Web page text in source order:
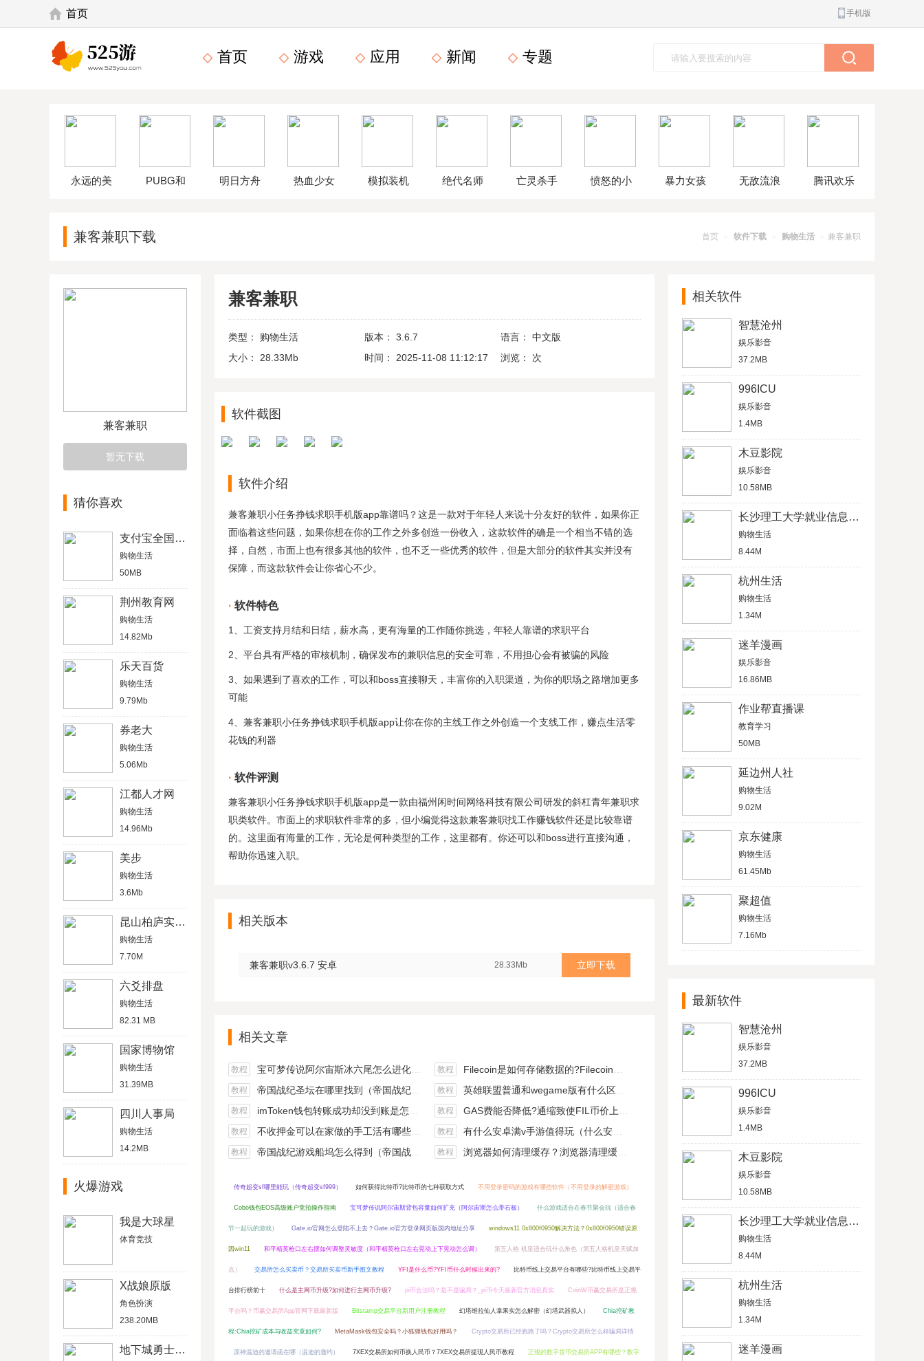
首页 手机版
首页 游戏 应用 新闻 专题
永远的美
解版
PUBG和
验服
明日方舟 热血少女 模拟装机 绝代名师 亡灵杀手 愤怒的小 暴力女孩 无敌流浪 腾讯欢乐
版
首页 > 软件下载 > 购物生活 > 兼客兼职
兼客兼职下载
兼客兼职
暂无下载
猜你喜欢
支付宝全国电子健康码
购物生活
50MB
荆州教育网
购物生活
14.82Mb
乐天百货
购物生活
9.79Mb
券老大
购物生活
5.06Mb
江都人才网
购物生活
14.96Mb
美步
购物生活
3.6Mb
昆山柏庐实验小学
购物生活
7.70M
六爻排盘
购物生活
82.31 MB
国家博物馆
购物生活
31.39MB
四川人事局
购物生活
14.2MB
火爆游戏
我是大球星
体育竞技
X战娘原版
角色扮演
238.20MB
地下城勇士官网版
兼客兼职
类型： 购物生活 版本： 3.6.7 语言：
中文版
大小：
28.33Mb 时间： 2025-11-08 11:12:17 浏览： 次
软件截图
软件介绍
兼客兼职小任务挣钱求职手机版app靠谱吗？这是一款对于年轻人来说十分友好的软件，如果你正
面临着这些问题，如果你想在你的工作之外多创造一份收入，这款软件的确是一个相当不错的选
择，自然，市面上也有很多其他的软件，也不乏一些优秀的软件，但是大部分的软件其实并没有
保障，而这款软件会让你省心不少。
软件特色
1、工资支持月结和日结，薪水高，更有海量的工作随你挑选，年轻人靠谱的求职平台
2、平台具有严格的审核机制，确保发布的兼职信息的安全可靠，不用担心会有被骗的风险
3、如果遇到了喜欢的工作，可以和boss直接聊天，丰富你的入职渠道，为你的职场之路增加更多
可能
4、兼客兼职小任务挣钱求职手机版app让你在你的主线工作之外创造一个支线工作，赚点生活零
花钱的利器
软件评测
兼客兼职小任务挣钱求职手机版app是一款由福州闲时间网络科技有限公司研发的斜杠青年兼职求
职类软件。市面上的求职软件非常的多，但小编觉得这款兼客兼职找工作赚钱软件还是比较靠谱
的。这里面有海量的工作，无论是何种类型的工作，这里都有。你还可以和boss进行直接沟通，
帮助你迅速入职。
相关版本
兼客兼职v3.6.7 安卓 28.33Mb 立即下载
相关文章
教程 宝可梦传说阿尔宙斯冰六尾怎么进化（宝可梦冰六尾怎么得） 教程 Filecoin是如何存储数据的?Filecoin的价值体现和未来前景分析
教程 帝国战纪圣坛在哪里找到（帝国战纪游戏攻略） 教程 英雄联盟普通和wegame版有什么区别（英雄联盟wegame版和英雄联盟）
教程 imToken钱包转账成功却没到账是怎么回事? 教程 GAS费能否降低?通缩致使FIL币价上涨,近看1000U
教程 不收押金可以在家做的手工活有哪些？四个可以操作的小项目真是可靠 教程 有什么安卓满v手游值得玩（什么安卓手游好玩）
教程 帝国战纪游戏船坞怎么得到（帝国战纪战役攻略） 教程 浏览器如何清理缓存？浏览器清理缓存快捷键
传奇超变sf哪里能玩（传奇超变sf999） 如何获得比特币?比特币的七种获取方式 不用登录密码的游戏有哪些软件（不用登录的解密游戏）
Cobo钱包EOS高级账户竞拍操作指南 宝可梦传说阿尔宙斯背包容量如何扩充（阿尔宙斯怎么带石板） 什么游戏适合在春节聚会玩（适合春
节一起玩的游戏） Gate.io官网怎么登陆不上去？Gate.io官方登录网页版国内地址分享 windows11 0x800f0950解决方法？0x800f0950错误原
因win11 和平精英枪口左右摆如何调整灵敏度（和平精英枪口左右晃动上下晃动怎么调） 第五人格 机皇适合玩什么角色（第五人格机皇天赋加
点） 交易所怎么买卖币？交易所买卖币新手图文教程 YFI是什么币?YFI币什么时候出来的? 比特币线上交易平台有哪些?比特币线上交易平
台排行榜前十 什么是主网币升级?如何进行主网币升级? pi币合法吗？是不是骗局？_pi币今天最新官方消息真实 CoinW币赢交易所是正规
平台吗？币赢交易所App官网下载最新版 Bitstamp交易平台新用户注册教程 幻塔维拉仙人掌果实怎么解密（幻塔武器拟人） Chia挖矿教
程:Chia挖矿成本与收益究竟如何? MetaMask钱包安全吗？小狐狸钱包好用吗？ Crypto交易所已经跑路了吗？Crypto交易所怎么样骗局详情
原神温迪的邀请函在哪（温迪的邀约） 7XEX交易所如何币换人民币？7XEX交易所提现人民币教程 正规的数字货币交易所APP有哪些？数字
相关软件
智慧沧州
娱乐影音
37.2MB
996ICU
娱乐影音
1.4MB
木豆影院
娱乐影音
10.58MB
长沙理工大学就业信息网学生信息管理平台
购物生活
8.44M
杭州生活
购物生活
1.34M
迷羊漫画
娱乐影音
16.86MB
作业帮直播课
教育学习
50MB
延边州人社
购物生活
9.02M
京东健康
购物生活
61.45Mb
聚超值
购物生活
7.16Mb
最新软件
智慧沧州
娱乐影音
37.2MB
996ICU
娱乐影音
1.4MB
木豆影院
娱乐影音
10.58MB
长沙理工大学就业信息网学生信息管理平台
购物生活
8.44M
杭州生活
购物生活
1.34M
迷羊漫画